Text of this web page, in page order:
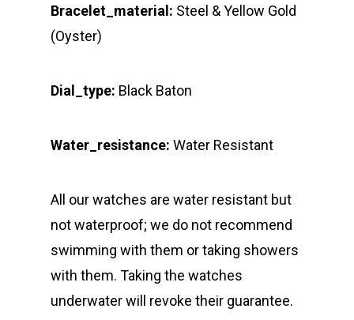
Bracelet_material: Steel & Yellow Gold
(Oyster)
Dial_type: Black Baton
Water_resistance: Water Resistant
All our watches are water resistant but
not waterproof; we do not recommend
swimming with them or taking showers
with them. Taking the watches
underwater will revoke their guarantee.